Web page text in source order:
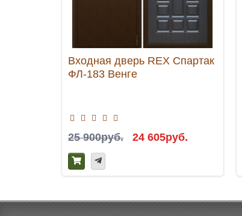
Входная дверь REX Спартак
ФЛ-183 Венге
25 900руб. 24 605руб.